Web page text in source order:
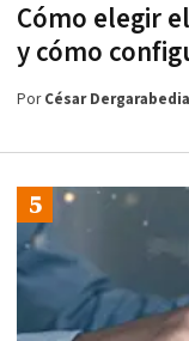
Cómo elegir
y cómo
PorCésar